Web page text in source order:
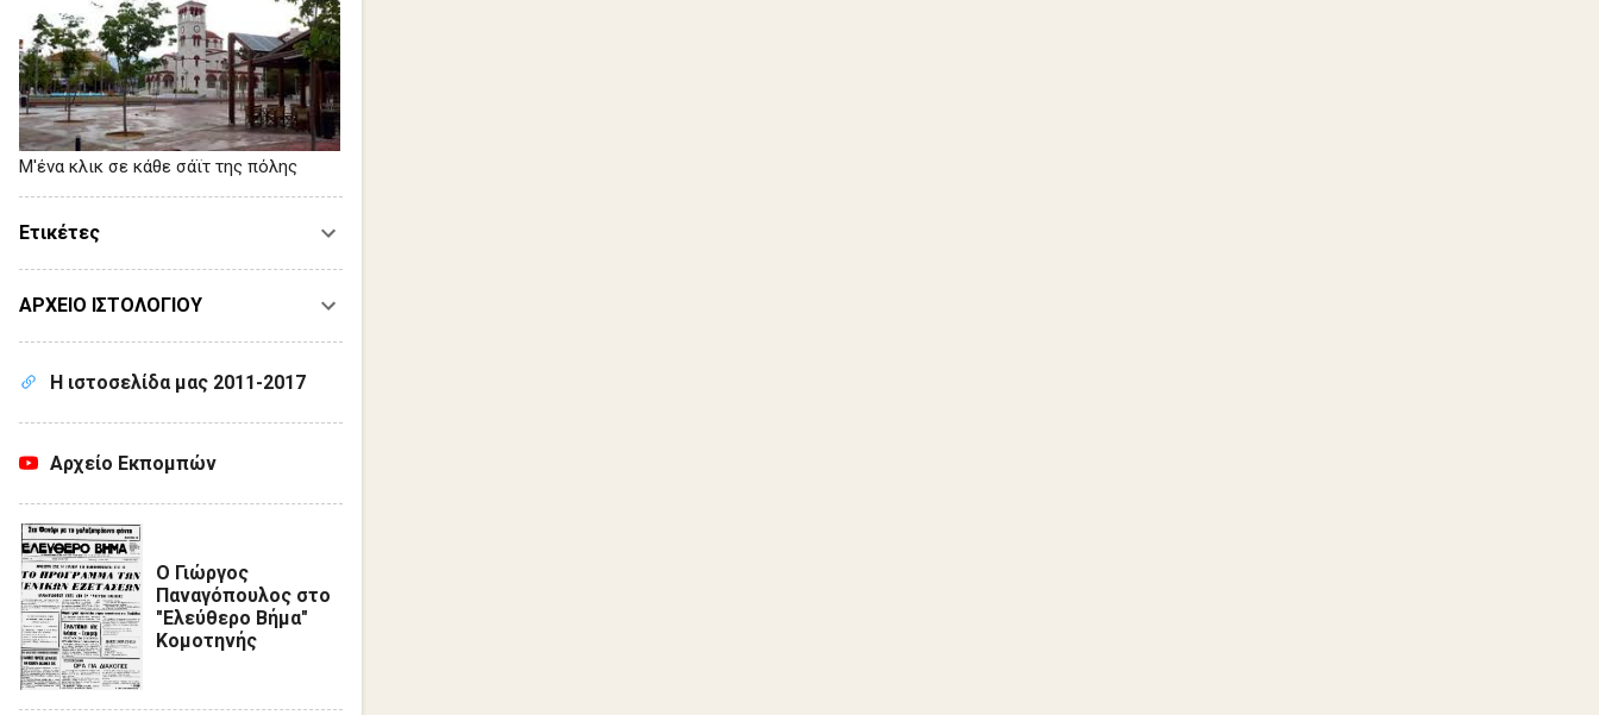
Μ'ένα κλικ σε κάθε σάϊτ της πόλης
Ετικέτες
ΑΡΧΕΙΟ ΙΣΤΟΛΟΓΙΟΥ
Η ιστοσελίδα μας 2011-2017
Αρχείο Εκπομπών
Ο Γιώργος
Παναγόπουλος στο
"Ελεύθερο Βήμα"
Κομοτηνής